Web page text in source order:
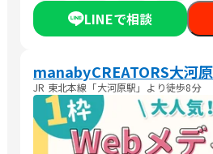
LINEで相談
manabyCREATORS大河原
JR 東北本線「大河原駅」より徒歩8分